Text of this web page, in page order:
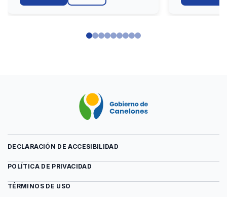
DECLARACIÓN DE ACCESIBILIDAD
POLÍTICA DE PRIVACIDAD
TÉRMINOS DE USO